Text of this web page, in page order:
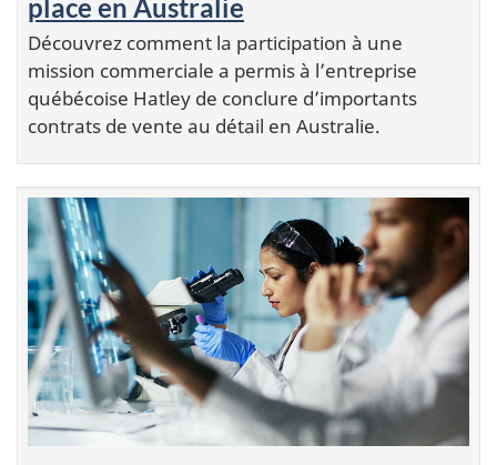
place en Australie
Découvrez comment la participation à une
mission commerciale a permis à l’entreprise
québécoise Hatley de conclure d’importants
contrats de vente au détail en Australie.